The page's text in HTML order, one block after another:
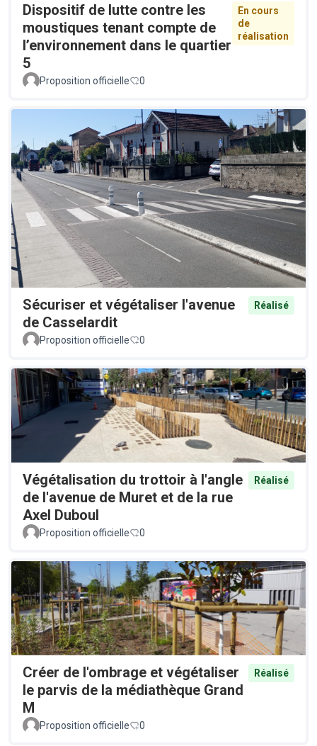
Dispositif de lutte contre les
moustiques tenant compte de
l’environnement dans le quartier
5
En cours
de
réalisation
Proposition officielle 0
Sécuriser et végétaliser l'avenue
de Casselardit
Réalisé
Proposition officielle 0
Végétalisation du trottoir à l'angle
de l'avenue de Muret et de la rue
Axel Duboul
Réalisé
Proposition officielle 0
Créer de l'ombrage et végétaliser
le parvis de la médiathèque Grand
M
Réalisé
Proposition officielle 0